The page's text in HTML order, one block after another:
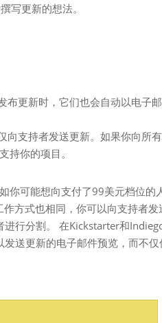
写更新的想法。
布更新时，它们也会自动以电子
向支持者发送更新。如果你向所有
持你的项目。
你可能想向支付了99美元档位的
方式也相同，你可以向支持者发
行分割。 在Kickstarter和
送更新的电子邮件预览，而不仅